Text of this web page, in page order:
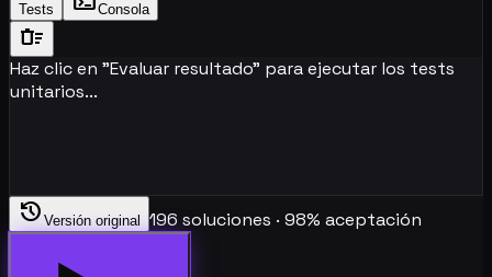
Tests Consola
delete_sweep
Haz clic en "Evaluar resultado" para ejecutar los tests
unitarios...
history Versión original 196 soluciones · 98% aceptación